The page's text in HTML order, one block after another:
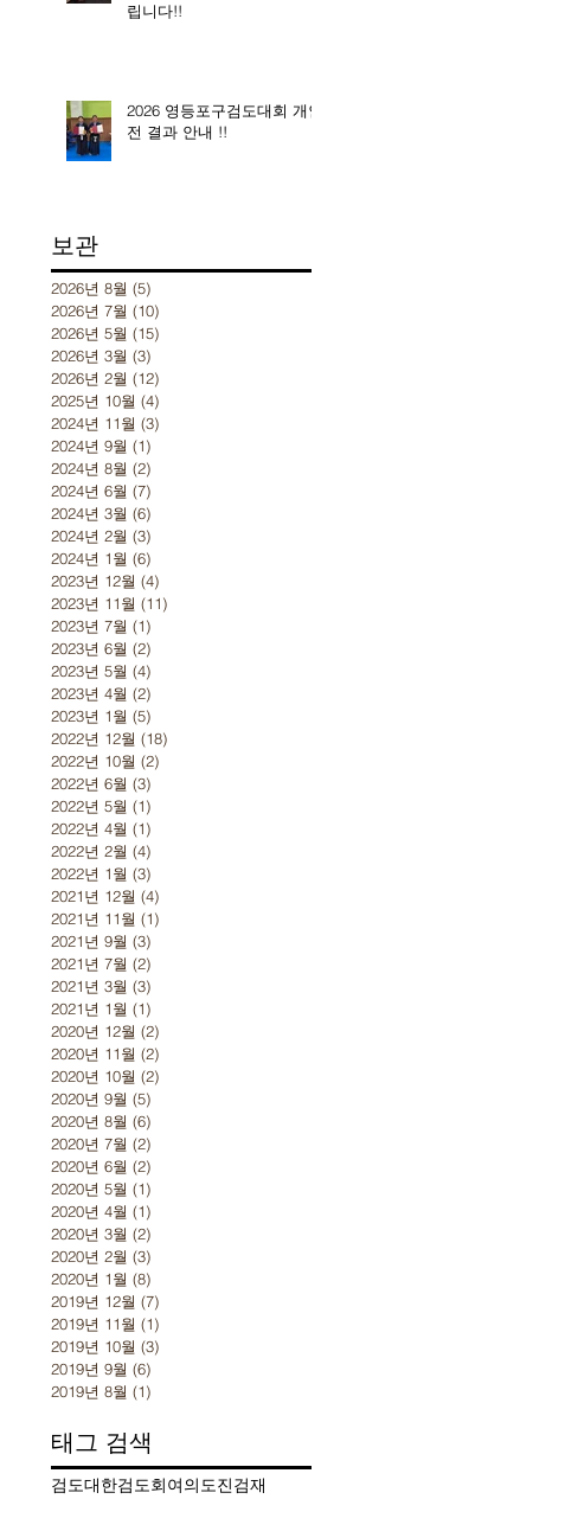
립니다!!
2026 영등포구검도대회 개인
전 결과 안내 !!
보관
2026년 8월 (5)
2026년 7월 (10)
2026년 5월 (15)
2026년 3월 (3)
2026년 2월 (12)
2025년 10월 (4)
2024년 11월 (3)
2024년 9월 (1)
2024년 8월 (2)
2024년 6월 (7)
2024년 3월 (6)
2024년 2월 (3)
2024년 1월 (6)
2023년 12월 (4)
2023년 11월 (11)
2023년 7월 (1)
2023년 6월 (2)
2023년 5월 (4)
2023년 4월 (2)
2023년 1월 (5)
2022년 12월 (18)
2022년 10월 (2)
2022년 6월 (3)
2022년 5월 (1)
2022년 4월 (1)
2022년 2월 (4)
2022년 1월 (3)
2021년 12월 (4)
2021년 11월 (1)
2021년 9월 (3)
2021년 7월 (2)
2021년 3월 (3)
2021년 1월 (1)
2020년 12월 (2)
2020년 11월 (2)
2020년 10월 (2)
2020년 9월 (5)
2020년 8월 (6)
2020년 7월 (2)
2020년 6월 (2)
2020년 5월 (1)
2020년 4월 (1)
2020년 3월 (2)
2020년 2월 (3)
2020년 1월 (8)
2019년 12월 (7)
2019년 11월 (1)
2019년 10월 (3)
2019년 9월 (6)
2019년 8월 (1)
태그 검색
검도대한검도회여의도진검재